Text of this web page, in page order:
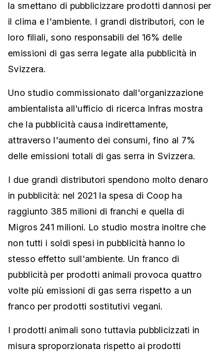
la smettano di pubblicizzare prodotti dannosi per
il clima e l'ambiente. I grandi distributori, con le
loro filiali, sono responsabili del 16% delle
emissioni di gas serra legate alla pubblicità in
Svizzera.
Uno studio commissionato dall'organizzazione
ambientalista all'ufficio di ricerca Infras mostra
che la pubblicità causa indirettamente,
attraverso l'aumento dei consumi, fino al 7%
delle emissioni totali di gas serra in Svizzera.
I due grandi distributori spendono molto denaro
in pubblicità: nel 2021 la spesa di Coop ha
raggiunto 385 milioni di franchi e quella di
Migros 241 milioni. Lo studio mostra inoltre che
non tutti i soldi spesi in pubblicità hanno lo
stesso effetto sull'ambiente. Un franco di
pubblicità per prodotti animali provoca quattro
volte più emissioni di gas serra rispetto a un
franco per prodotti sostitutivi vegani.
I prodotti animali sono tuttavia pubblicizzati in
misura sproporzionata rispetto ai prodotti